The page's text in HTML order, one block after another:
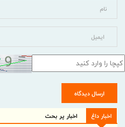
ارسال دیدگاه
اخبار داغ اخبار پر بحث